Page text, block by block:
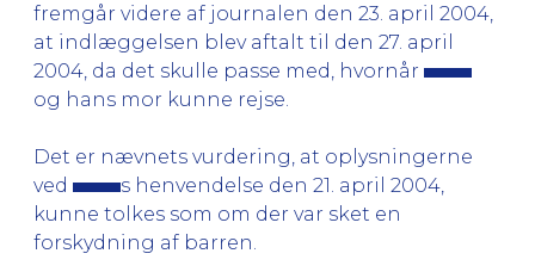
fremgår videre af journalen den 23. april 2004,
at indlæggelsen blev aftalt til den 27. april
2004, da det skulle passe med, hvornår
og hans mor kunne rejse.
Det er nævnets vurdering, at oplysningerne
ved
s henvendelse den 21. april 2004,
kunne tolkes som om der var sket en
forskydning af barren.